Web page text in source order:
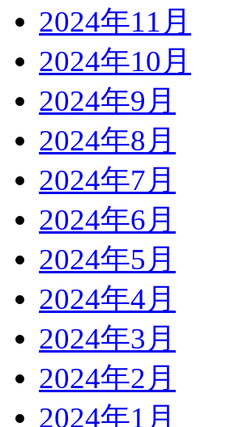
2024年11月
2024年10月
2024年9月
2024年8月
2024年7月
2024年6月
2024年5月
2024年4月
2024年3月
2024年2月
2024年1月